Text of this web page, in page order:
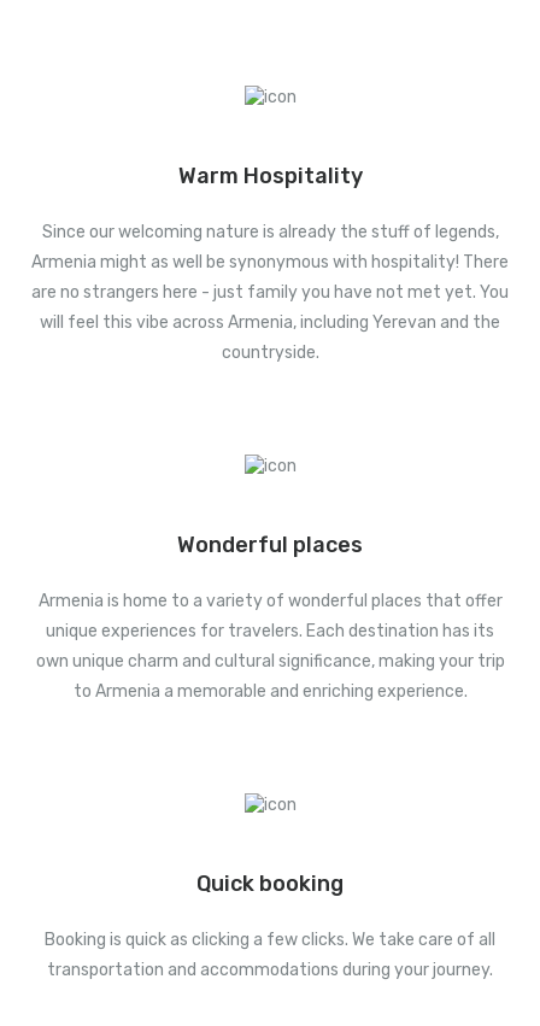
Warm Hospitality
Since our welcoming nature is already the stuff of legends,
Armenia might as well be synonymous with hospitality! There
are no strangers here - just family you have not met yet. You
will feel this vibe across Armenia, including Yerevan and the
countryside.
Wonderful places
Armenia is home to a variety of wonderful places that offer
unique experiences for travelers. Each destination has its
own unique charm and cultural significance, making your trip
to Armenia a memorable and enriching experience.
Quick booking
Booking is quick as clicking a few clicks. We take care of all
transportation and accommodations during your journey.